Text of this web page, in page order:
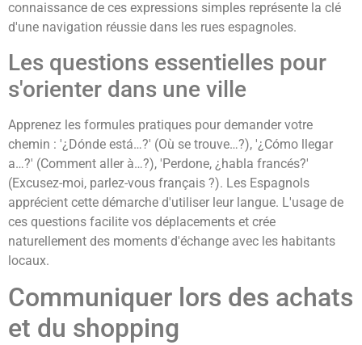
connaissance de ces expressions simples représente la clé
d'une navigation réussie dans les rues espagnoles.
Les questions essentielles pour
s'orienter dans une ville
Apprenez les formules pratiques pour demander votre
chemin : '¿Dónde está…?' (Où se trouve…?), '¿Cómo llegar
a…?' (Comment aller à…?), 'Perdone, ¿habla francés?'
(Excusez-moi, parlez-vous français ?). Les Espagnols
apprécient cette démarche d'utiliser leur langue. L'usage de
ces questions facilite vos déplacements et crée
naturellement des moments d'échange avec les habitants
locaux.
Communiquer lors des achats
et du shopping